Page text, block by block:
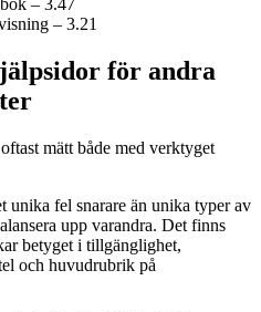
– 3.47
– 3.21
för andra
mätt både med verktyget
unika fel snarare än unika typer av
upp varandra. Det finns
betyget i tillgänglighet,
och huvudrubrik på